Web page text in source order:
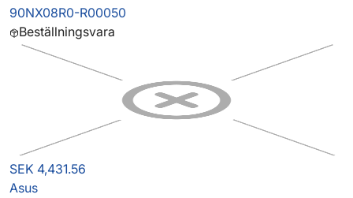
90NX08R0-R00050
Beställningsvara
SEK 4,431.56
Asus